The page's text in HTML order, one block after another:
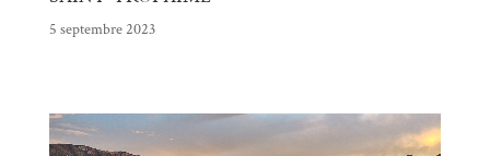
5 septembre 2023